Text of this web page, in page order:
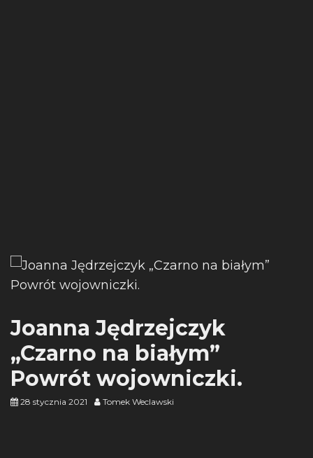
Joanna Jędrzejczyk
„Czarno na białym”
Powrót wojowniczki.
28 stycznia 2021 Tomek Weclawski